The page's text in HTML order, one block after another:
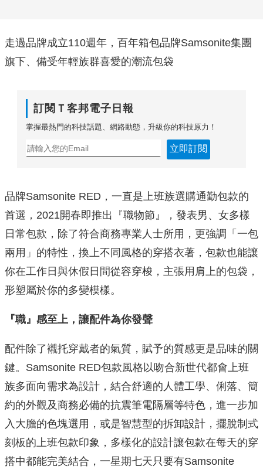
走過品牌成立110週年，百年箱包品牌Samsonite集團
旗下、備受年輕族群喜愛的潮流包袋
訂閱Ｔ客邦電子日報
掌握最熱門的科技話題、網路動態，升級你的科技原力！
立即訂閱
品牌Samsonite RED，一直是上班族選購通勤包款的
首選，2021開春即推出『職物節』，發表男、女多樣
日常包款，除了符合商務專業人士所用，更強調「一包
兩用」的特性，換上不同風格的穿搭衣著，包款也能讓
你在工作日與休假日間從容穿梭，主張用肩上的包袋，
形塑屬於你的多變模樣。
『職』感至上，讓配件為你發聲
配件除了襯托穿戴者的氣質，賦予的質感更是品味的關
鍵。Samsonite RED包款風格以吻合新世代都會上班
族多面向需求為設計，結合舒適的人體工學、俐落、簡
約的外觀及商務必備的抗震筆電隔層等特色，進一步加
入大膽的色塊選用，或是智慧型的拆卸設計，擺脫制式
刻板的上班包款印象，多樣化的設計讓包款在每天的穿
搭中都能完美結合，一星期七天只要有Samsonite